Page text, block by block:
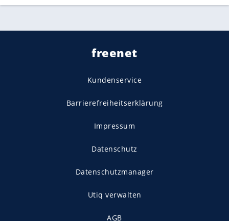
freenet
Kundenservice
Barrierefreiheitserklärung
Impressum
Datenschutz
Datenschutzmanager
Utiq verwalten
AGB